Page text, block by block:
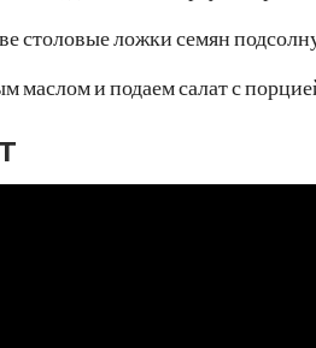
столовые ложки семян
маслом и подаем салат с